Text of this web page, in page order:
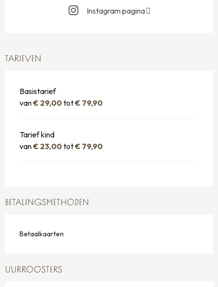
Instagram pagina
TARIEVEN
Basistarief
van€ 29,00tot€ 79,90
Tarief kind
van€ 23,00tot€ 79,90
BETALINGSMETHODEN
Betaalkaarten
UURROOSTERS